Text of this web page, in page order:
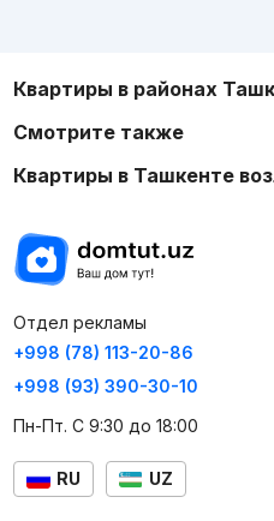
Квартиры в районах
Смотрите также
Квартиры в Ташкенте
Отдел рекламы
+998 (78) 113-20-86
+998 (93) 390-30-10
Пн-Пт. С 9:30 до 18:00
RU UZ